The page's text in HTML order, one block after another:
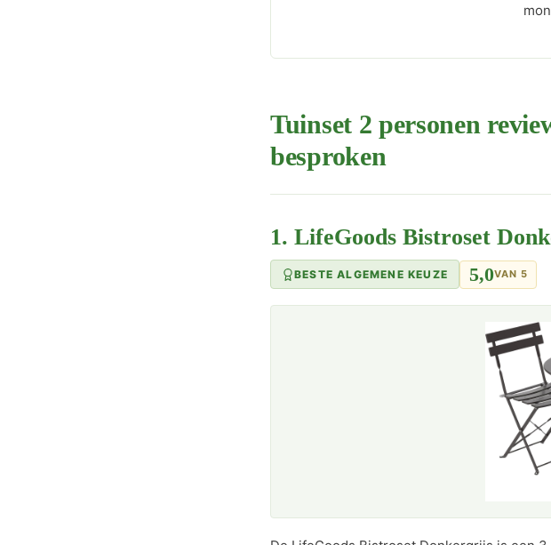
Tuinset 2 personen
besproken
1. LifeGoods Bistroset
BESTE ALGEMENE KEUZE 5,0VAN 5